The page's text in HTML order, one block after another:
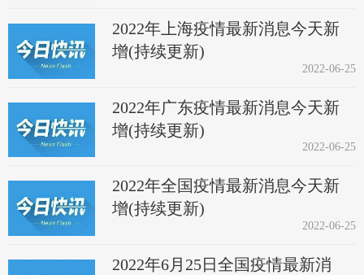
2022年上海疫情最新消息今天新
增(持续更新)
2022-06-25
2022年广东疫情最新消息今天新
增(持续更新)
2022-06-25
2022年全国疫情最新消息今天新
增(持续更新)
2022-06-25
2022年6月25日全国疫情最新消